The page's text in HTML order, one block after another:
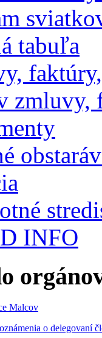
tabuľa
zmluvy,
INFO
Malcov
o delegovaní